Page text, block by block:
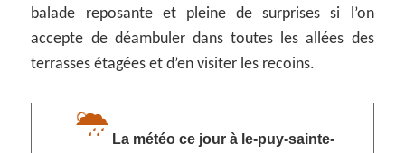
balade reposante et pleine de surprises si l’on
accepte de déambuler dans toutes les allées des
terrasses étagées et d’en visiter les recoins.
La météo ce jour à le-puy-sainte-